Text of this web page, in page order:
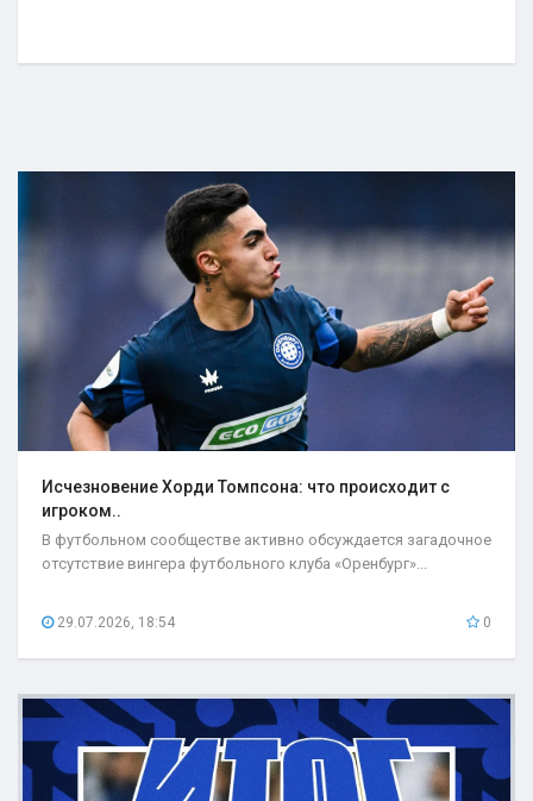
Исчезновение Хорди Томпсона: что происходит с
игроком..
В футбольном сообществе активно обсуждается загадочное
отсутствие вингера футбольного клуба «Оренбург»...
29.07.2026, 18:54 0